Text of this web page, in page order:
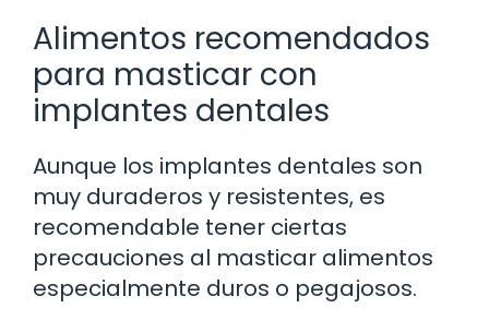
Alimentos recomendados
para masticar con
implantes dentales
Aunque los implantes dentales son
muy duraderos y resistentes, es
recomendable tener ciertas
precauciones al masticar alimentos
especialmente duros o pegajosos.